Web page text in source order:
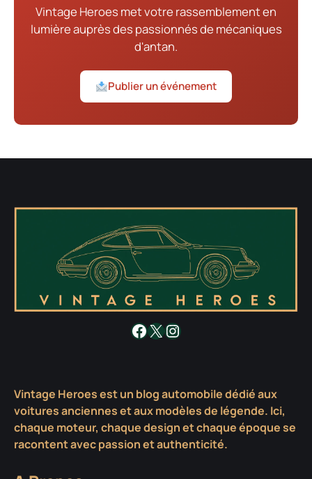
Vintage Heroes met votre rassemblement en
lumière auprès des passionnés de mécaniques
d'antan.
Publier un événement
Facebook
X Instagram
Vintage Heroes est un blog automobile dédié aux
voitures anciennes et aux modèles de légende. Ici,
chaque moteur, chaque design et chaque époque se
racontent avec passion et authenticité.